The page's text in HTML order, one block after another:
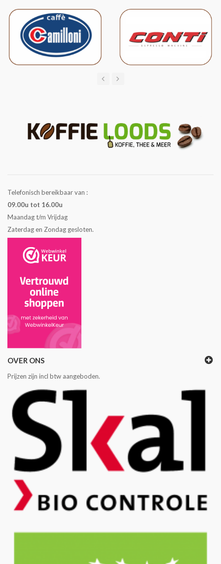
Telefonisch bereikbaar van :
09.00u tot 16.00u
Maandag t/m Vrijdag
Zaterdag en Zondag gesloten.
OVER ONS
Prijzen zijn incl btw aangeboden.